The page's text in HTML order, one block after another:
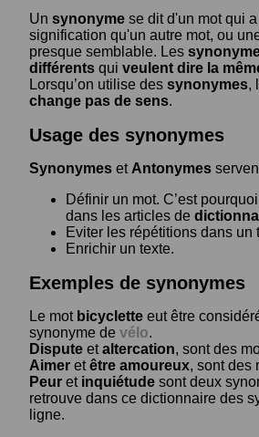
Un synonyme se dit d'un mot qui
signification qu'un autre mot, ou
presque semblable. Les
différents qui veulent dire la
Lorsqu’on utilise des synonymes,
change pas de sens.
Usage des synonymes
Synonymes et Antonymes
Définir un mot. C’est
dans les articles de
Eviter les répétitions dans un
Enrichir un texte.
Exemples de synonymes
Le mot bicyclette eut être
synonyme de vélo.
Dispute etaltercation, sont des
Aimer etêtre amoureux, sont des
Peur et inquiétude sont deux
retrouve dans ce dictionnaire des
ligne.